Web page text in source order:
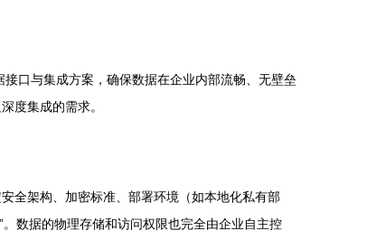
口与集成方案，确保数据在企业内部流畅、无壁垒
度集成的需求。
全架构、加密标准、部署环境（如本地化私有部
数据的物理存储和访问权限也完全由企业自主控